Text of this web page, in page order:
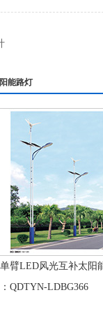
能路灯
臂LED风光互补太阳
QDTYN-LDBG366